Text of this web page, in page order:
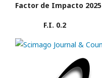
Factor de Impacto 2025
F.I. 0.2